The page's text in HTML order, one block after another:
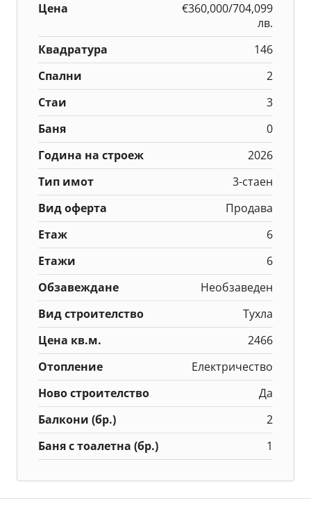
Цена
€360,000/704,099
лв.
Квадратура
146
Спални
2
Стаи
3
Баня
0
Година на строеж
2026
Тип имот
3-стаен
Вид оферта
Продава
Етаж
6
Етажи
6
Обзавеждане
Необзаведен
Вид строителство
Тухла
Цена кв.м.
2466
Отопление
Електричество
Ново строителство
Да
Балкони (бр.)
2
Баня с тоалетна (бр.)
1